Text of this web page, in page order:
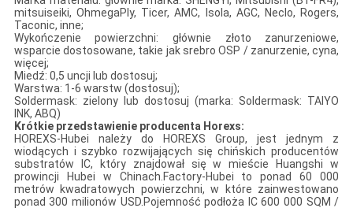
mitsuiseiki, OhmegaPly, Ticer, AMC, Isola, AGC, Neclo, Rogers,
Taconic, inne;
Wykończenie powierzchni: głównie złoto zanurzeniowe,
wsparcie dostosowane, takie jak srebro OSP / zanurzenie, cyna,
więcej;
Miedź: 0,5 uncji lub dostosuj;
Warstwa: 1-6 warstw (dostosuj);
Soldermask: zielony lub dostosuj (marka: Soldermask: TAIYO
INK, ABQ)
Krótkie przedstawienie producenta Horexs:
HOREXS-Hubei należy do HOREXS Group, jest jednym z
wiodących i szybko rozwijających się chińskich producentów
substratów IC, który znajdował się w mieście Huangshi w
prowincji Hubei w Chinach.Factory-Hubei to ponad 60 000
metrów kwadratowych powierzchni, w które zainwestowano
ponad 300 milionów USD.Pojemność podłoża IC 600 000 SQM /